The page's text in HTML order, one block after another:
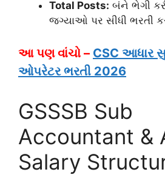
Total Posts: બંને ભેગી
જગ્યાઓ પર સીધી ભરતી
આ પણ વાંચો – CSC આધાર
ઓપરેટર ભરતી 2026
GSSSB Sub
Accountant &
Salary